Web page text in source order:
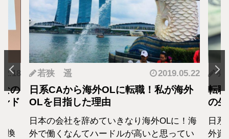
の
ド
換
若狭 遥 2019.05.22
日系CAから海外OLに転職！私が海外
OLを目指した理由
日本の会社を辞めていきなり海外OLに！海
外で働くなんてハードルが高いと思ってい
羽
転
の
日
外資